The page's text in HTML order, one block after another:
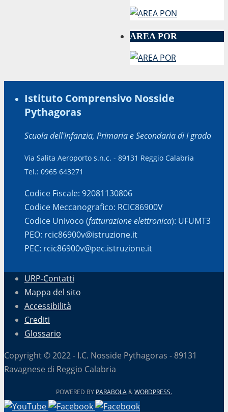
AREA POR
Istituto Comprensivo Nosside
Pythagoras
Scuola dell'Infanzia, Primaria e Secondaria di I grado
Via Salita Aeroporto s.n.c. - 89131 Reggio Calabria
Tel.: 0965 643271
Codice Fiscale: 92081130806
Codice Meccanografico: RCIC86900V
Codice Univoco (fatturazione elettronica): UFUMT3
PEO: rcic86900v@istruzione.it
PEC: rcic86900v@pec.istruzione.it
URP-Contatti
Mappa del sito
Accessibilità
Crediti
Glossario
Copyright © 2022 - I.C. Nosside Pythagoras - 89131
Ravagnese di Reggio Calabria
POWERED BY PARABOLA&WORDPRESS.